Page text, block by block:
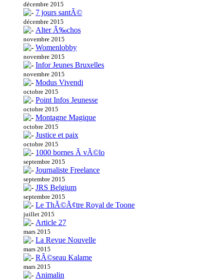
décembre 2015
7 jours santÃ©
décembre 2015
Alter Ã‰chos
novembre 2015
Womenlobby
novembre 2015
Infor Jeunes Bruxelles
novembre 2015
Modus Vivendi
octobre 2015
Point Infos Jeunesse
octobre 2015
Montagne Magique
octobre 2015
Justice et paix
octobre 2015
1000 bornes Ã vÃ©lo
septembre 2015
Journaliste Freelance
septembre 2015
JRS Belgium
septembre 2015
Le ThÃ©Ã¢tre Royal de Toone
juillet 2015
Article 27
mars 2015
La Revue Nouvelle
mars 2015
RÃ©seau Kalame
mars 2015
Animalin